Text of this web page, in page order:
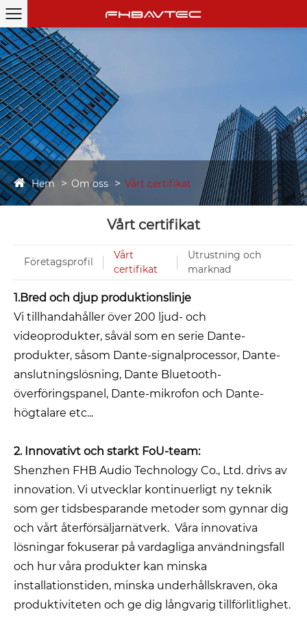
Hem Om oss Vårt certifikat
Vårt certifikat
Företagsprofil
Vårt
certifikat
Utrustning och
marknad
1.Bred och djup produktionslinje
Vi tillhandahåller över 200 ljud- och
videoprodukter, såväl som en serie Dante-
produkter, såsom Dante-signalprocessor, Dante-
anslutningslösning, Dante Bluetooth-
överföringspanel, Dante-mikrofon och Dante-
högtalare etc...
2. Innovativt och starkt FoU-team:
Shenzhen FHB Audio Technology Co., Ltd. drivs av
innovation. Vi utvecklar kontinuerligt ny teknik
som ger tidsbesparande metoder som gynnar dig
och vårt återförsäljarnätverk. Våra innovativa
lösningar fokuserar på vardagliga användningsfall
och hur våra produkter kan minska
installationstiden, minska underhållskraven, öka
produktiviteten och ge dig långvarig tillförlitlighet.